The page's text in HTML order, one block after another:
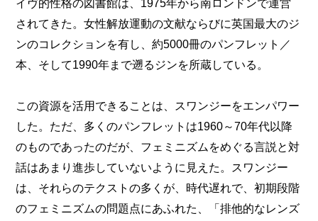
イヴ的性格の図書館は、1975年から南ロンドンで運営
されてきた。女性解放運動の文献ならびに英国最大のジ
ンのコレクションを有し、約5000冊のパンフレット／
本、そして1990年まで遡るジンを所蔵している。
この資源を活用できることは、スワンジーをエンパワー
した。ただ、多くのパンフレットは1960～70年代以降
のものであったのだが、フェミニズムをめぐる言説と対
話はあまり進歩していないように見えた。スワンジー
は、それらのテクストの多くが、時代遅れで、初期段階
のフェミニズムの問題点にあふれた、「排他的なレンズ